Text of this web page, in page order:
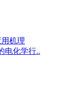
机理
电化学行..